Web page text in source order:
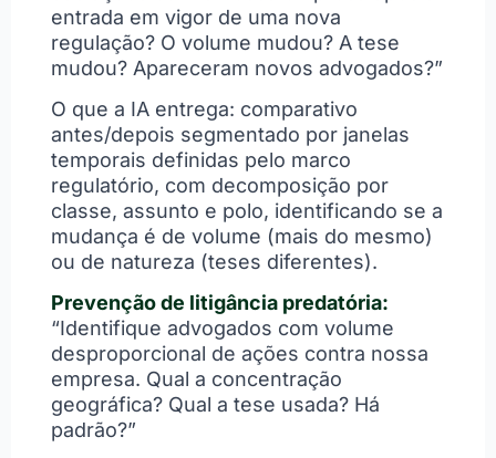
entrada em vigor de uma nova
regulação? O volume mudou? A tese
mudou? Apareceram novos advogados?”
O que a IA entrega: comparativo
antes/depois segmentado por janelas
temporais definidas pelo marco
regulatório, com decomposição por
classe, assunto e polo, identificando se a
mudança é de volume (mais do mesmo)
ou de natureza (teses diferentes).
Prevenção de litigância predatória:
“Identifique advogados com volume
desproporcional de ações contra nossa
empresa. Qual a concentração
geográfica? Qual a tese usada? Há
padrão?”